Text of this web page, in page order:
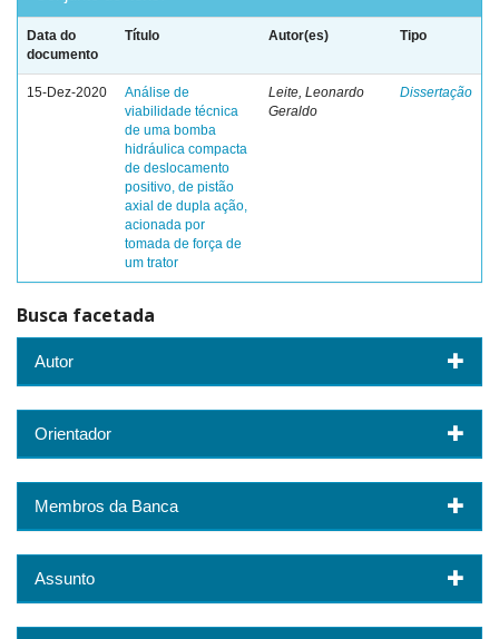
Data do
documento
Título Autor(es) Tipo
15-Dez-2020
Análise de
viabilidade técnica
de uma bomba
hidráulica compacta
de deslocamento
positivo, de pistão
axial de dupla ação,
acionada por
tomada de força de
um trator
Leite, Leonardo
Geraldo
Dissertação
Busca facetada
Autor
Orientador
Membros da Banca
Assunto